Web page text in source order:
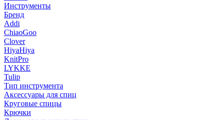
Инструменты
Бренд
Addi
ChiaoGoo
Clover
HiyaHiya
KnitPro
LYKKE
Tulip
Тип инструмента
Аксессуары для спиц
Круговые спицы
Крючки